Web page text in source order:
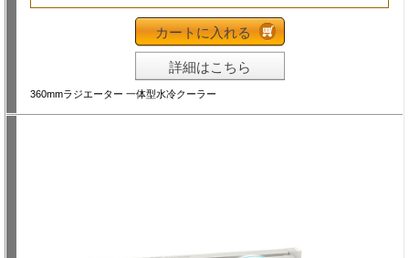
カートに入れる
詳細はこちら
360mmラジエーター 一体型水冷クーラー